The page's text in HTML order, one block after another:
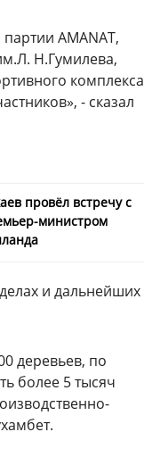
AMANAT,
Н.Гумилева,
комплекса
- сказал
провёл встречу с
министром
и дальнейших
деревьев, по
более 5 тысяч